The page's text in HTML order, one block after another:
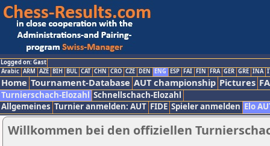
Logged on: Gast
Arabic ARM AZE BIH BUL CAT CHN CRO CZE DEN ENG ESP FAI FIN FRA GER GRE INA
Home Tournament-Database AUT championship Pictures
Turnierschach-Elozahl Schnellschach-Elozahl
Allgemeines Turnier anmelden: AUT FIDE Spieler anmelden Elo
Willkommen bei den offiziellen